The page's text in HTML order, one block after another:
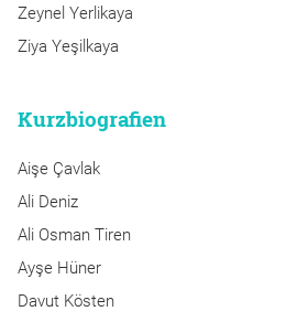
Zeynel Yerlikaya
Ziya Yeşilkaya
Kurzbiografien
Aişe Çavlak
Ali Deniz
Ali Osman Tiren
Ayşe Hüner
Davut Kösten